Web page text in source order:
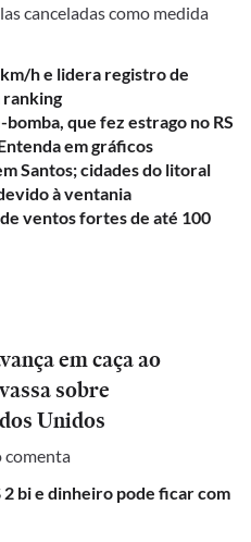
canceladas como medida
h e lidera registro de
ranking
que fez estrago no RS
em gráficos
Santos; cidades do litoral
à ventania
ventos fortes de até 100
em caça ao
sobre
Unidos
comenta
bi e dinheiro pode ficar com